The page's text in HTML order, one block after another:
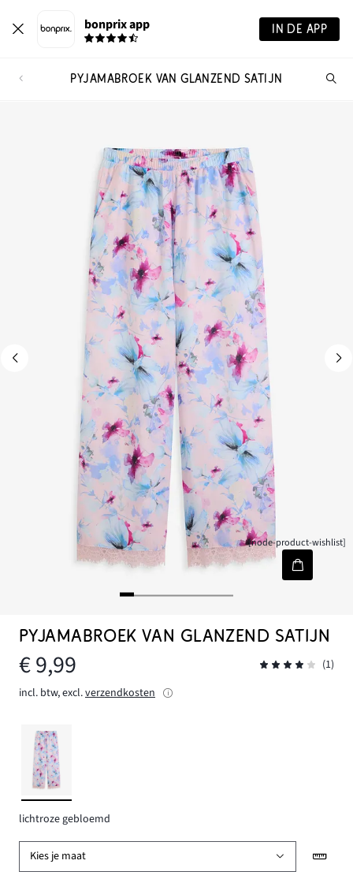
bonprix app IN DE APP
PYJAMABROEK VAN GLANZEND SATIJN
[node-product-wishlist]
PYJAMABROEK VAN GLANZEND SATIJN
€ 9,99
(1)
incl. btw, excl.verzendkosten
lichtroze gebloemd
Kies je maat